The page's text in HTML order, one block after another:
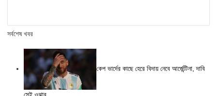
সর্বশেষ খবর
কেপ ভার্দের কাছে হেরে বিদায় নেবে আর্জেন্টিনা, দাবি
সেই ওঝার